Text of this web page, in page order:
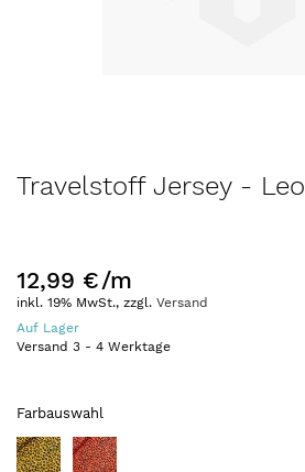
Anfang
Travelstoff Jersey - Leo
12,99 €/m
inkl. 19% MwSt., zzgl. Versand
Auf Lager
Versand 3 - 4 Werktage
Farbauswahl